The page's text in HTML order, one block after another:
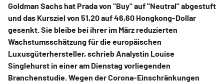
Goldman Sachs hat Prada von "Buy" auf "Neutral" abgestuft
und das Kursziel von 51,20 auf 46,60 Hongkong-Dollar
gesenkt. Sie bleibe bei ihrer im März reduzierten
Wachstumsschätzung für die europäischen
Luxusgüterhersteller, schrieb Analystin Louise
Singlehurst in einer am Dienstag vorliegenden
Branchenstudie. Wegen der Corona-Einschränkungen